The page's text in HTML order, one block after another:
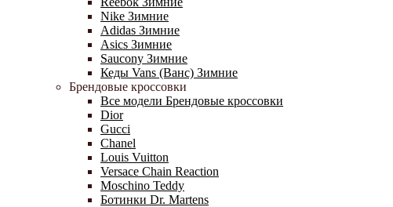
Nike Зимние
Adidas Зимние
Asics Зимние
Saucony Зимние
Кеды Vans (Ванс) Зимние
Брендовые кроссовки
Все модели Брендовые кроссовки
Dior
Gucci
Chanel
Louis Vuitton
Versace Chain Reaction
Moschino Teddy
Ботинки Dr. Martens